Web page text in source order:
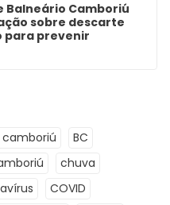
Balneário Camboriú
sobre descarte
para prevenir
BC
chuva
COVID